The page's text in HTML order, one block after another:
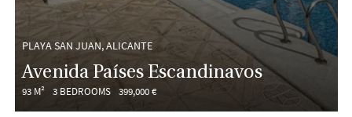
PLAYA SAN JUAN, ALICANTE
Avenida Países Escandinavos
93 M² 3 BEDROOMS 399,000 €